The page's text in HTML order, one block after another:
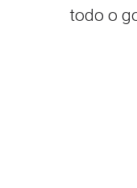
todo o